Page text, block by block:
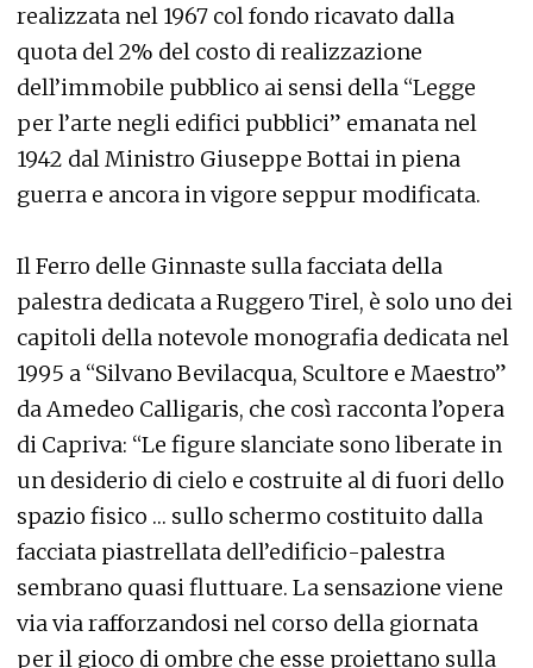
realizzata nel 1967 col fondo ricavato dalla
quota del 2% del costo di realizzazione
dell’immobile pubblico ai sensi della “Legge
per l’arte negli edifici pubblici” emanata nel
1942 dal Ministro Giuseppe Bottai in piena
guerra e ancora in vigore seppur modificata.
Il Ferro delle Ginnaste sulla facciata della
palestra dedicata a Ruggero Tirel, è solo uno dei
capitoli della notevole monografia dedicata nel
1995 a “Silvano Bevilacqua, Scultore e Maestro”
da Amedeo Calligaris, che così racconta l’opera
di Capriva: “Le figure slanciate sono liberate in
un desiderio di cielo e costruite al di fuori dello
spazio fisico … sullo schermo costituito dalla
facciata piastrellata dell’edificio-palestra
sembrano quasi fluttuare. La sensazione viene
via via rafforzandosi nel corso della giornata
per il gioco di ombre che esse proiettano sulla